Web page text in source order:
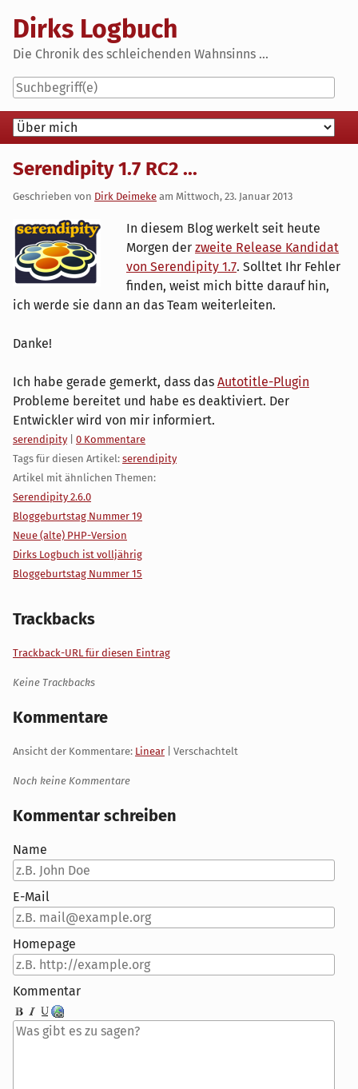
content
Dirks Logbuch
Die Chronik des schleichenden Wahnsinns ...
Navigation
Serendipity 1.7 RC2 ...
Geschrieben von Dirk Deimeke am Mittwoch, 23. Januar 2013
In diesem Blog werkelt seit heute
Morgen der zweite Release Kandidat
von Serendipity 1.7. Solltet Ihr Fehler
finden, weist mich bitte darauf hin,
ich werde sie dann an das Team weiterleiten.
Danke!
Ich habe gerade gemerkt, dass das Autotitle-Plugin
Probleme bereitet und habe es deaktiviert. Der
Entwickler wird von mir informiert.
Kategorien:
serendipity| 0 Kommentare
Tags für diesen Artikel: serendipity
Artikel mit ähnlichen Themen:
Serendipity 2.6.0
Bloggeburtstag Nummer 19
Neue (alte) PHP-Version
Dirks Logbuch ist volljährig
Bloggeburtstag Nummer 15
Trackbacks
Trackback-URL für diesen Eintrag
Keine Trackbacks
Kommentare
Ansicht der Kommentare: Linear | Verschachtelt
Noch keine Kommentare
Kommentar schreiben
Name
E-Mail
Homepage
Kommentar